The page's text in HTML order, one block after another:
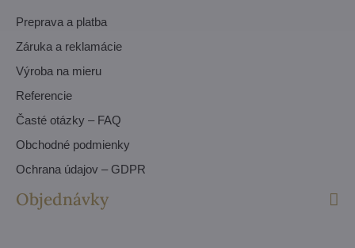
Preprava a platba
Záruka a reklamácie
Výroba na mieru
Referencie
Časté otázky – FAQ
Obchodné podmienky
Ochrana údajov – GDPR
Objednávky